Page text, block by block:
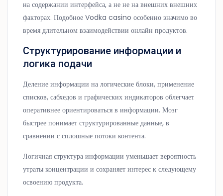
на содержании интерфейса, а не не на внешних внешних
факторах. Подобное Vodka casino особенно значимо во
время длительном взаимодействии онлайн продуктов.
Структурирование информации и
логика подачи
Деление информации на логические блоки, применение
списков, сабхедов и графических индикаторов облегчает
оперативнее ориентироваться в информации. Мозг
быстрее понимает структурированные данные, в
сравнении с сплошные потоки контента.
Логичная структура информации уменьшает вероятность
утраты концентрации и сохраняет интерес к следующему
освоению продукта.